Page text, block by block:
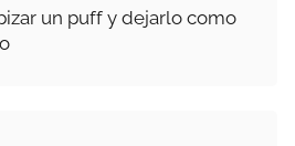
un puff y dejarlo como